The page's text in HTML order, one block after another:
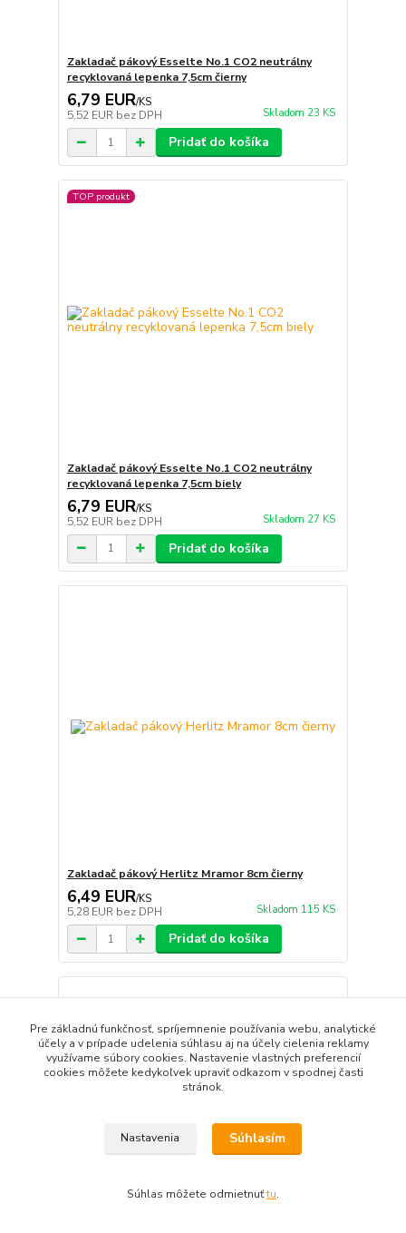
Zakladač pákový Esselte No.1 CO2 neutrálny
recyklovaná lepenka 7,5cm čierny
6,79 EUR/KS
5,52 EUR bez DPH Skladom 23 KS
Pridať do košíka
TOP produkt
Zakladač pákový Esselte No.1 CO2 neutrálny
recyklovaná lepenka 7,5cm biely
6,79 EUR/KS
5,52 EUR bez DPH Skladom 27 KS
Pridať do košíka
Zakladač pákový Herlitz Mramor 8cm čierny
6,49 EUR/KS
5,28 EUR bez DPH Skladom 115 KS
Pridať do košíka
Pre základnú funkčnosť, spríjemnenie používania webu, analytické
účely a v prípade udelenia súhlasu aj na účely cielenia reklamy
využívame súbory cookies. Nastavenie vlastných preferencií
cookies môžete kedykoľvek upraviť odkazom v spodnej časti
stránok.
Nastavenia Súhlasím
Súhlas môžete odmietnuťtu.